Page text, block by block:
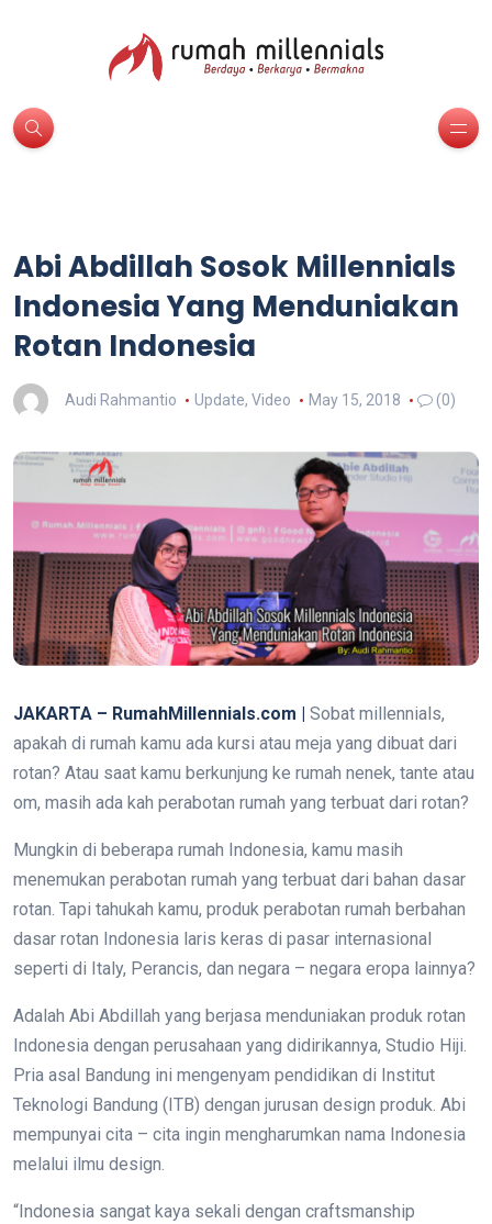
Abi Abdillah Sosok Millennials
Indonesia Yang Menduniakan
Rotan Indonesia
Audi Rahmantio Update, Video May 15, 2018 (0)
JAKARTA – RumahMillennials.com |
Sobat millennials,
apakah di rumah kamu ada kursi atau meja yang dibuat dari
rotan? Atau saat kamu berkunjung ke rumah nenek, tante atau
om, masih ada kah perabotan rumah yang terbuat dari rotan?
Mungkin di beberapa rumah Indonesia, kamu masih
menemukan perabotan rumah yang terbuat dari bahan dasar
rotan. Tapi tahukah kamu, produk perabotan rumah berbahan
dasar rotan Indonesia laris keras di pasar internasional
seperti di Italy, Perancis, dan negara – negara eropa lainnya?
Adalah Abi Abdillah yang berjasa menduniakan produk rotan
Indonesia dengan perusahaan yang didirikannya, Studio Hiji.
Pria asal Bandung ini mengenyam pendidikan di Institut
Teknologi Bandung (ITB) dengan jurusan design produk. Abi
mempunyai cita – cita ingin mengharumkan nama Indonesia
melalui ilmu design.
“Indonesia sangat kaya sekali dengan craftsmanship